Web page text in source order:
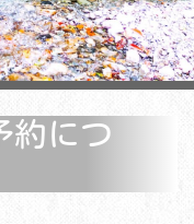
約につ